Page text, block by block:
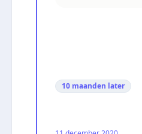
10 maanden later